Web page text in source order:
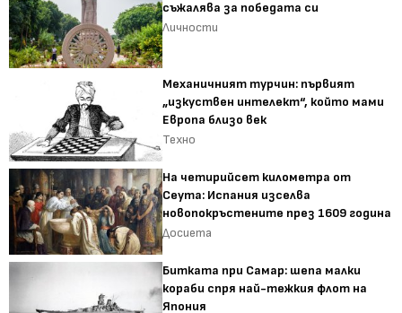
съжалява за победата си
Личности
Механичният турчин: първият
„изкуствен интелект“, който мами
Европа близо век
Техно
На четирийсет километра от
Сеута: Испания изселва
новопокръстените през 1609 година
Досиета
Битката при Самар: шепа малки
кораби спря най-тежкия флот на
Япония